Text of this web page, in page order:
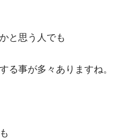
と思う人でも
る事が多々ありますね。